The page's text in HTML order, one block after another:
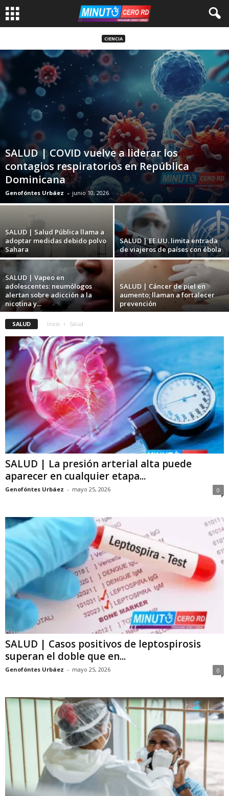
CIENCIA
SALUD | COVID vuelve a liderar los
contagios respiratorios en República
Dominicana
Genofóntes Urbáez - junio 10, 2026
SALUD | Salud Pública llama a
adoptar medidas debido polvo
Sahara
SALUD | EE.UU. limita entrada
de viajeros de países con ébola
SALUD | Vapeo en
adolescentes: neumólogos
alertan sobre adicción a la
nicotina y...
SALUD | Cáncer de piel en
aumento; llaman a fortalecer
prevención
SALUD Inicio Salud
SALUD | La presión arterial alta puede
aparecer en cualquier etapa...
Genofóntes Urbáez - mayo 25, 2026 0
SALUD | Casos positivos de leptospirosis
superan el doble que en...
Genofóntes Urbáez - mayo 25, 2026 0